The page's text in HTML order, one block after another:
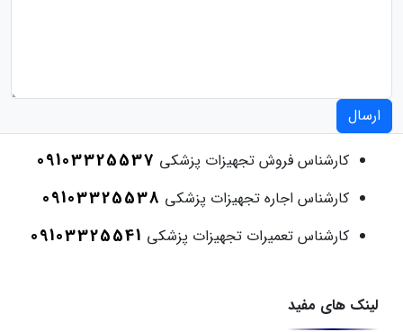
ارسال
کارشناس فروش تجهیزات پزشکی 09103325537
کارشناس اجاره تجهیزات پزشکی 09103325538
کارشناس تعمیرات تجهیزات پزشکی 09103325541
لینک های مفید